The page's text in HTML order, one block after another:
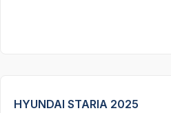
HYUNDAI STARIA 2025